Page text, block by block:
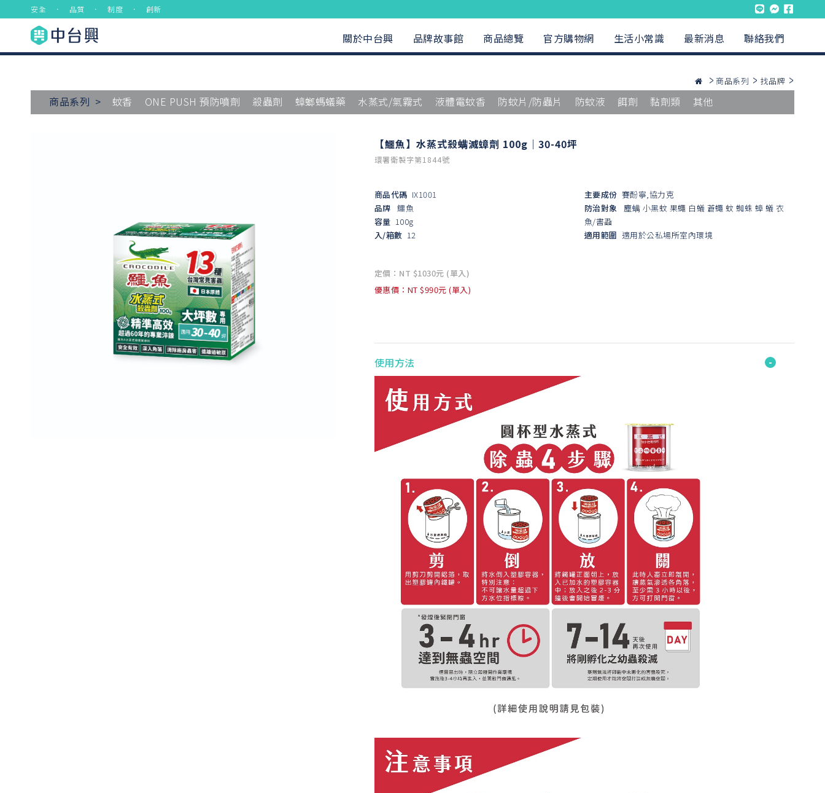
安全 ． 品質 ． 制度 ． 創新
關於中台興 品牌故事館 商品總覽 官方購物網 生活小常識 最新消息 聯絡我們
商品系列 找品牌
商品系列 > 蚊香 ONE PUSH 預防噴劑 殺蟲劑 蟑螂螞蟻藥 水蒸式/氣霧式 液體電蚊香 防蚊片/防蟲片 防蚊液 餌劑 黏劑類 其他
【鱷魚】水蒸式殺螨滅蟑劑 100g｜30-40坪
環署衛製字第1844號
商品代碼 IX1001
品牌 鱷魚
容量 100g
入/箱數 12
主要成份 賽酚寧,協力克
防治對象
塵螨 小黑蚊 果蠅 白蟻 蒼蠅 蚊 蜘蛛 蟑 蟻 衣
魚/書蝨
適用範圍 適用於公私場所室內環境
定價：NT $1030元 (單入)
優惠價：NT $990元 (單入)
使用方法